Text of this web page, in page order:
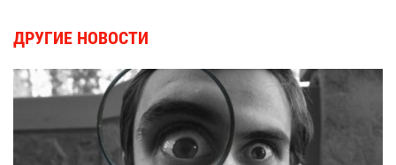
ДРУГИЕ НОВОСТИ